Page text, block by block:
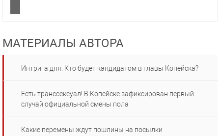
МАТЕРИАЛЫ АВТОРА
Интрига дня. Кто будет кандидатом в главы Копейска?
Есть транссексуал! В Копейске зафиксирован первый
случай официальной смены пола
Какие перемены ждут пошлины на посылки